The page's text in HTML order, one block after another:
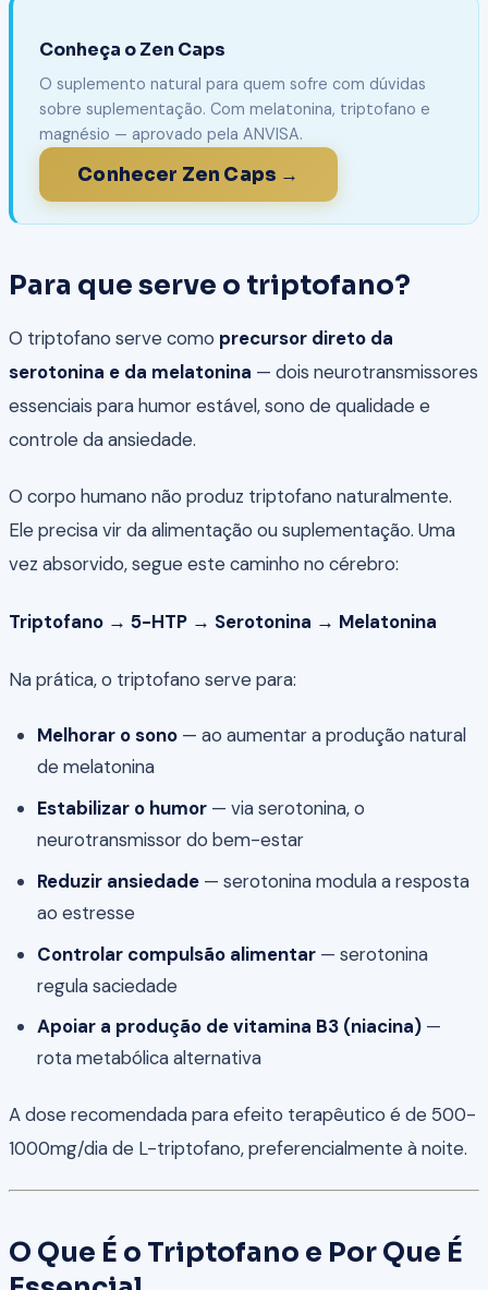
Conheça o Zen Caps
O suplemento natural para quem sofre com dúvidas
sobre suplementação. Com melatonina, triptofano e
magnésio — aprovado pela ANVISA.
Conhecer Zen Caps →
Para que serve o triptofano?
O triptofano serve como precursor direto da
serotonina e da melatonina — dois neurotransmissores
essenciais para humor estável, sono de qualidade e
controle da ansiedade.
O corpo humano não produz triptofano naturalmente.
Ele precisa vir da alimentação ou suplementação. Uma
vez absorvido, segue este caminho no cérebro:
Triptofano → 5-HTP → Serotonina → Melatonina
Na prática, o triptofano serve para:
Melhorar o sono— ao aumentar a produção natural
de melatonina
Estabilizar o humor— via serotonina, o
neurotransmissor do bem-estar
Reduzir ansiedade— serotonina modula a resposta
ao estresse
Controlar compulsão alimentar— serotonina
regula saciedade
Apoiar a produção de vitamina B3 (niacina)—
rota metabólica alternativa
A dose recomendada para efeito terapêutico é de 500-
1000mg/dia de L-triptofano, preferencialmente à noite.
O Que É o Triptofano e Por Que É